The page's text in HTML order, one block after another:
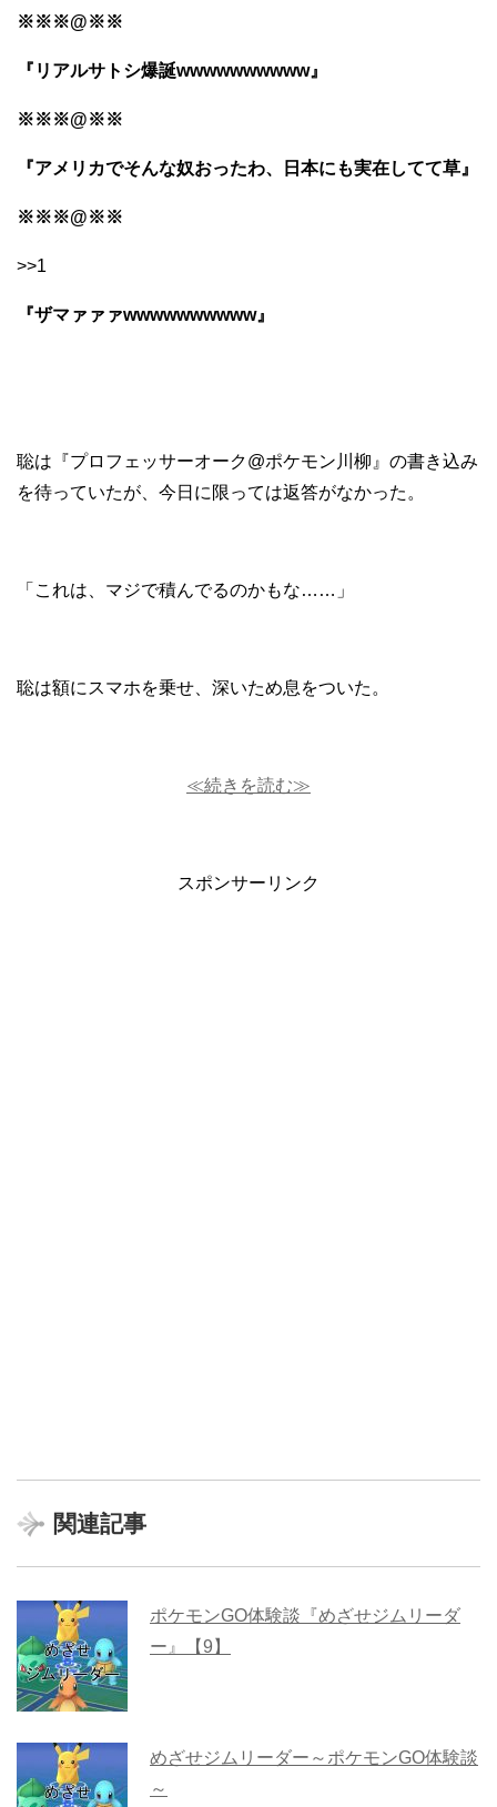
※※※@※※
『リアルサトシ爆誕wwwwwwwwww』
※※※@※※
『アメリカでそんな奴おったわ、日本にも実在してて草』
※※※@※※
>>1
『ザマァァァwwwwwwwwww』
聡は『プロフェッサーオーク@ポケモン川柳』の書き込み
を待っていたが、今日に限っては返答がなかった。
「これは、マジで積んでるのかもな……」
聡は額にスマホを乗せ、深いため息をついた。
≪続きを読む≫
スポンサーリンク
関連記事
ポケモンGO体験談『めざせジムリーダ
ー』【9】
めざせジムリーダー～ポケモンGO体験談
～